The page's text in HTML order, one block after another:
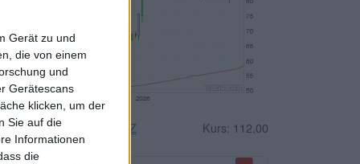
Gerät zu und
die von einem
und
Gerätescans
klicken, um der
Sie auf die
Informationen
die
und
Drägerwerk VZ Kurs: 112,00